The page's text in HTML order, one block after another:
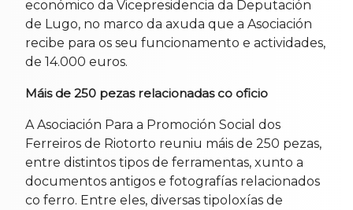
económico da Vicepresidencia da Deputación
de Lugo, no marco da axuda que a Asociación
recibe para os seu funcionamento e actividades,
de 14.000 euros.
Máis de 250 pezas relacionadas co oficio
A Asociación Para a Promoción Social dos
Ferreiros de Riotorto reuniu máis de 250 pezas,
entre distintos tipos de ferramentas, xunto a
documentos antigos e fotografías relacionados
co ferro. Entre eles, diversas tipoloxías de